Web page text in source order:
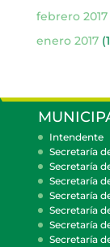
febrero 2017
enero 2017
Intendente
Secretaría
Secretaría
Secretaría
Secretaría
Secretaría
Secretaría
Secretaría